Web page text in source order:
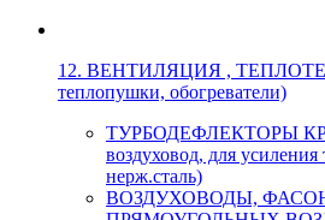
12. ВЕНТИЛЯЦИЯ ,
теплопушки, обогреватели)
ТУРБОДЕФЛЕКТОРЫ
воздуховод, для
нерж.сталь)
ВОЗДУХОВОДЫ,